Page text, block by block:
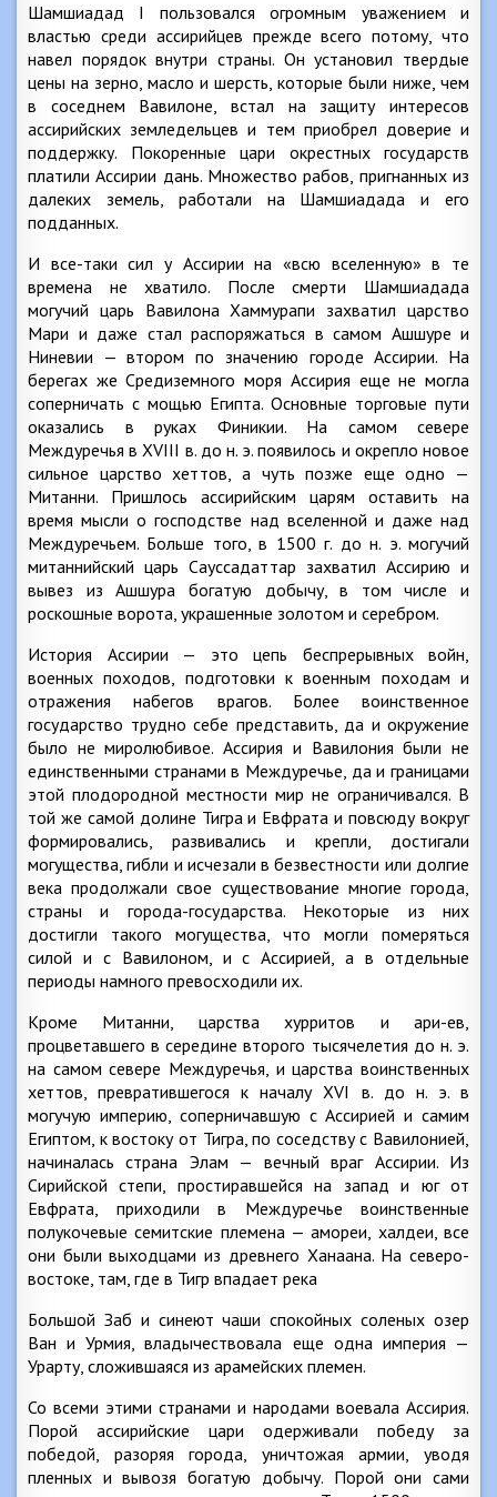
Шамшиадад I пользовался огромным уважением и
властью среди ассирийцев прежде всего потому, что
навел порядок внутри страны. Он установил твердые
цены на зерно, масло и шерсть, которые были ниже, чем
в соседнем Вавилоне, встал на защиту интересов
ассирийских земледельцев и тем приобрел доверие и
поддержку. Покоренные цари окрестных государств
платили Ассирии дань. Множество рабов, пригнанных из
далеких земель, работали на Шамшиадада и его
подданных.
И все-таки сил у Ассирии на «всю вселенную» в те
времена не хватило. После смерти Шамшиадада
могучий царь Вавилона Хаммурапи захватил царство
Мари и даже стал распоряжаться в самом Ашшуре и
Ниневии — втором по значению городе Ассирии. На
берегах же Средиземного моря Ассирия еще не могла
соперничать с мощью Египта. Основные торговые пути
оказались в руках Финикии. На самом севере
Междуречья в XVIII в. до н. э. появилось и окрепло новое
сильное царство хеттов, а чуть позже еще одно —
Митанни. Пришлось ассирийским царям оставить на
время мысли о господстве над вселенной и даже над
Междуречьем. Больше того, в 1500 г. до н. э. могучий
митаннийский царь Сауссадаттар захватил Ассирию и
вывез из Ашшура богатую добычу, в том числе и
роскошные ворота, украшенные золотом и серебром.
История Ассирии — это цепь беспрерывных войн,
военных походов, подготовки к военным походам и
отражения набегов врагов. Более воинственное
государство трудно себе представить, да и окружение
было не миролюбивое. Ассирия и Вавилония были не
единственными странами в Междуречье, да и границами
этой плодородной местности мир не ограничивался. В
той же самой долине Тигра и Евфрата и повсюду вокруг
формировались, развивались и крепли, достигали
могущества, гибли и исчезали в безвестности или долгие
века продолжали свое существование многие города,
страны и города-государства. Некоторые из них
достигли такого могущества, что могли померяться
силой и с Вавилоном, и с Ассирией, а в отдельные
периоды намного превосходили их.
Кроме Митанни, царства хурритов и ари-ев,
процветавшего в середине второго тысячелетия до н. э.
на самом севере Междуречья, и царства воинственных
хеттов, превратившегося к началу XVI в. до н. э. в
могучую империю, соперничавшую с Ассирией и самим
Египтом, к востоку от Тигра, по соседству с Вавилонией,
начиналась страна Элам — вечный враг Ассирии. Из
Сирийской степи, простиравшейся на запад и юг от
Евфрата, приходили в Междуречье воинственные
полукочевые семитские племена — амореи, халдеи, все
они были выходцами из древнего Ханаана. На северо-
востоке, там, где в Тигр впадает река
Большой Заб и синеют чаши спокойных соленых озер
Ван и Урмия, владычествовала еще одна империя —
Урарту, сложившаяся из арамейских племен.
Со всеми этими странами и народами воевала Ассирия.
Порой ассирийские цари одерживали победу за
победой, разоряя города, уничтожая армии, уводя
пленных и вывозя богатую добычу. Порой они сами